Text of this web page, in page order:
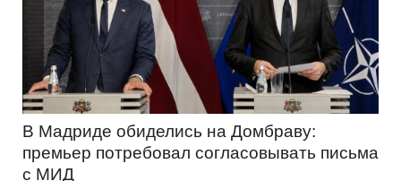
В Мадриде обиделись на Домбраву:
премьер потребовал согласовывать письма
с МИД